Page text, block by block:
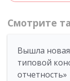
Смотрите
Вышла новая
типовой
отчетность»